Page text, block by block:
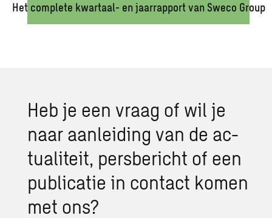
Het complete kwartaal- en jaarrapport van Sweco Group
Heb je een vraag of wil je
naar aan­lei­ding van de ac­
tu­a­li­teit, pers­be­richt of een
pu­bli­ca­tie in con­tact komen
met ons?